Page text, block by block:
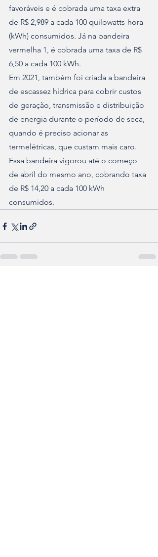
favoráveis e é cobrada uma taxa extra
de R$ 2,989 a cada 100 quilowatts-hora
(kWh) consumidos. Já na bandeira
vermelha 1, é cobrada uma taxa de R$
6,50 a cada 100 kWh.
Em 2021, também foi criada a bandeira
de escassez hídrica para cobrir custos
de geração, transmissão e distribuição
de energia durante o período de seca,
quando é preciso acionar as
termelétricas, que custam mais caro.
Essa bandeira vigorou até o começo
de abril do mesmo ano, cobrando taxa
de R$ 14,20 a cada 100 kWh
consumidos.